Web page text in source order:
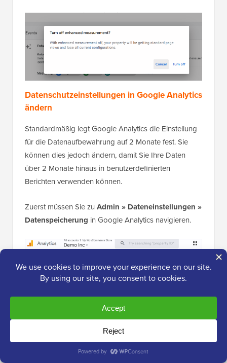
Datenschutzeinstellungen in Google Analytics
ändern
Standardmäßig legt Google Analytics die Einstellung
für die Datenaufbewahrung auf 2 Monate fest. Sie
können dies jedoch ändern, damit Sie Ihre Daten
über 2 Monate hinaus in benutzerdefinierten
Berichten verwenden können.
Zuerst müssen Sie zu Admin » Dateneinstellungen »
Datenspeicherung in Google Analytics navigieren.
Als Nächstes können Sie auf das Dropdown-Menü